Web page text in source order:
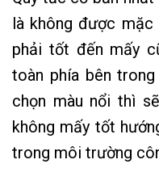
là không được
phải tốt đến mấy
toàn phía bên
chọn màu nổi thì
không mấy tốt
trong môi trường